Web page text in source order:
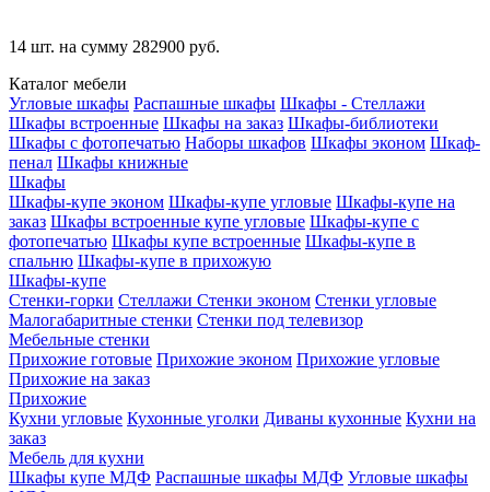
14 шт. на сумму 282900 руб.
Каталог мебели
Угловые шкафы Распашные шкафы Шкафы - Стеллажи
Шкафы встроенные Шкафы на заказ Шкафы-библиотеки
Шкафы с фотопечатью Наборы шкафов Шкафы эконом Шкаф-
пенал Шкафы книжные
Шкафы
Шкафы-купе эконом Шкафы-купе угловые Шкафы-купе на
заказ Шкафы встроенные купе угловые Шкафы-купе с
фотопечатью Шкафы купе встроенные Шкафы-купе в
спальню Шкафы-купе в прихожую
Шкафы-купе
Стенки-горки Стеллажи Стенки эконом Стенки угловые
Малогабаритные стенки Стенки под телевизор
Мебельные стенки
Прихожие готовые Прихожие эконом Прихожие угловые
Прихожие на заказ
Прихожие
Кухни угловые Кухонные уголки Диваны кухонные Кухни на
заказ
Мебель для кухни
Шкафы купе МДФ Распашные шкафы МДФ Угловые шкафы